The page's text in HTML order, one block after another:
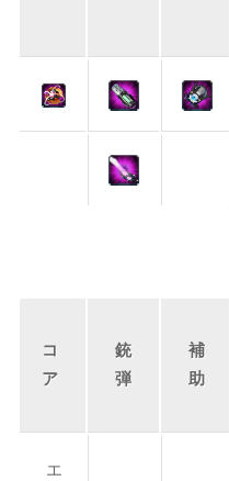
コ
ア
銃
弾
補
助
エ